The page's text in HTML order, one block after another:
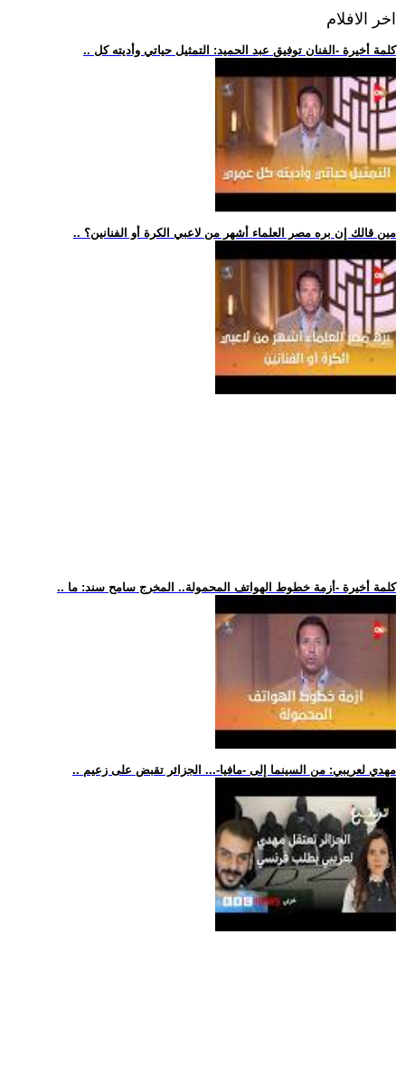
اخر الافلام
.. كلمة أخيرة -الفنان توفيق عبد الحميد: التمثيل حياتي وأديته كل
.. مين قالك إن بره مصر العلماء أشهر من لاعبي الكرة أو الفنانين؟
.. كلمة أخيرة -أزمة خطوط الهواتف المحمولة.. المخرج سامح سند: ما
.. مهدي لعريبي: من السينما إلى -مافيا-... الجزائر تقبض على زعيم